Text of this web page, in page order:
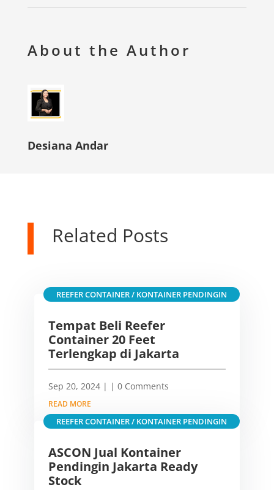
About the Author
Desiana Andar
Related Posts
Tempat Beli Reefer
Container 20 Feet
Terlengkap di Jakarta
Sep 20, 2024|
REEFER CONTAINER / KONTAINER PENDINGIN
| 0 Comments
READ MORE
ASCON Jual Kontainer
Pendingin Jakarta Ready
Stock
REEFER CONTAINER / KONTAINER PENDINGIN